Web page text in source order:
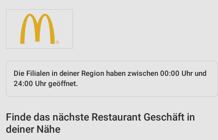
Die Filialen in deiner Region haben zwischen 00:00 Uhr und
24:00 Uhr geöffnet.
Finde das nächste Restaurant Geschäft in
deiner Nähe